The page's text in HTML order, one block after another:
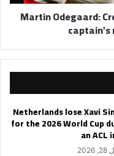
Martin Odegaard:
captain's
Netherlands lose Xavi
for the 2026 World Cup
an ACL